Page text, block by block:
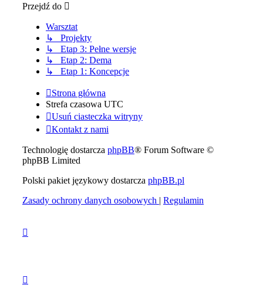
Przejdź do
Warsztat
↳ Projekty
↳ Etap 3: Pełne wersje
↳ Etap 2: Dema
↳ Etap 1: Koncepcje
Strona główna
Strefa czasowa UTC
Usuń ciasteczka witryny
Kontakt z nami
Technologię dostarcza phpBB® Forum Software ©
phpBB Limited
Polski pakiet językowy dostarcza phpBB.pl
Zasady ochrony danych osobowych | Regulamin